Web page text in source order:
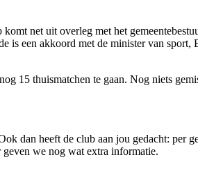
net uit overleg met het
een akkoord met de minister van sport,
15 thuismatchen te gaan. Nog niets
dan heeft de club aan jou gedacht:
we nog wat extra informatie.